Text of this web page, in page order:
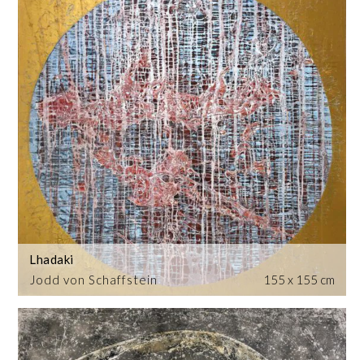
Jodd von Schaffstein
Lhadaki
155 x 155 cm